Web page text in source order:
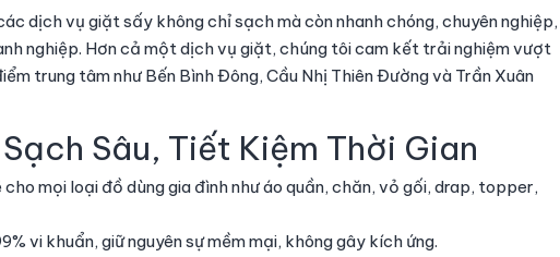
dịch vụ giặt sấy không chỉ sạch mà còn nhanh chóng, chuyên nghiệp,
nghiệp. Hơn cả một dịch vụ giặt, chúng tôi cam kết trải nghiệm vượt
trung tâm như Bến Bình Đông, Cầu Nhị Thiên Đường và Trần Xuân
Sâu, Tiết Kiệm Thời Gian
mọi loại đồ dùng gia đình như áo quần, chăn, vỏ gối, drap, topper,
vi khuẩn, giữ nguyên sự mềm mại, không gây kích ứng.